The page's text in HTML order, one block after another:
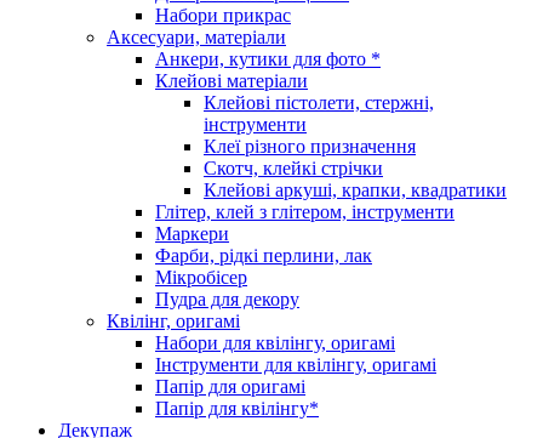
Набори прикрас
Аксесуари, матеріали
Анкери, кутики для фото *
Клейові матеріали
Клейові пістолети, стержні,
інструменти
Клеї різного призначення
Скотч, клейкі стрічки
Клейові аркуші, крапки, квадратики
Глітер, клей з глітером, інструменти
Маркери
Фарби, рідкі перлини, лак
Мікробісер
Пудра для декору
Квілінг, оригамі
Набори для квілінгу, оригамі
Інструменти для квілінгу, оригамі
Папір для оригамі
Папір для квілінгу*
Декупаж